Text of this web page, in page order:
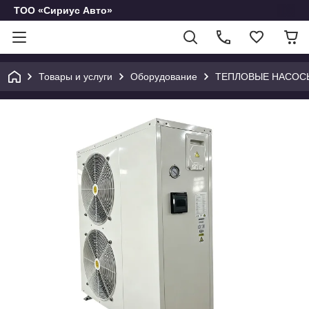
ТОО «Сириус Авто»
Товары и услуги Оборудование ТЕПЛОВЫЕ